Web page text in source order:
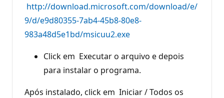
http://download.microsoft.com/download/e/
9/d/e9d80355-7ab4-45b8-80e8-
983a48d5e1bd/msicuu2.exe
Click em Executar o arquivo e depois
para instalar o programa.
Após instalado, click em Iniciar / Todos os